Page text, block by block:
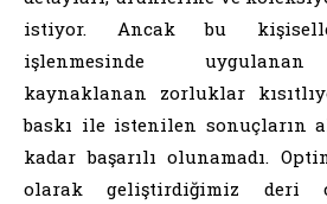
istiyor. Ancak bu
işlenmesinde uygulanan
kaynaklanan zorluklar
baskı ile istenilen sonuçların
kadar başarılı olunamadı.
olarak geliştirdiğimiz deri